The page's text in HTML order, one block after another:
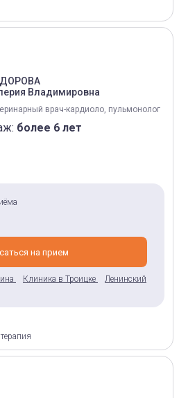
Владимировна
врач-кардиоло, пульмонолог
более 6 лет
на прием
Клиника в Троицке
Ленинский